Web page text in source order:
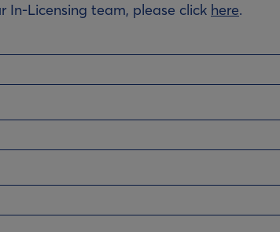
In-Licensing team, please click here.